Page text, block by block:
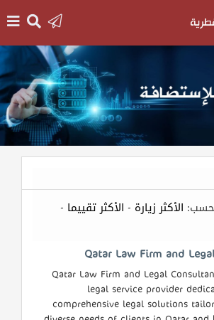
حسب: الأكثر زيارة - الأكثر تقييما -
Qatar Law Firm and
Qatar Law Firm and Legal
legal service provider
comprehensive legal solutions